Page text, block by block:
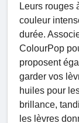
Leurs rouges
couleur
durée.
ColourPop
proposent
garder vos
huiles pour
brillance,
les lèvres